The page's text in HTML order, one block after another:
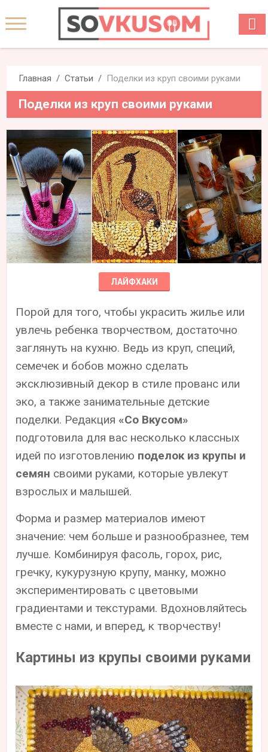
Главная Статьи Поделки из круп своими руками
Поделки из круп своими руками
ЛАЙФХАКИ
Порой для того, чтобы украсить жилье или
увлечь ребенка творчеством, достаточно
заглянуть на кухню. Ведь из круп, специй,
семечек и бобов можно сделать
эксклюзивный декор в стиле прованс или
эко, а также занимательные детские
поделки. Редакция «Со Вкусом»
подготовила для вас несколько классных
идей по изготовлению поделок из крупы и
семян своими руками, которые увлекут
взрослых и малышей.
Форма и размер материалов имеют
значение: чем больше и разнообразнее, тем
лучше. Комбинируя фасоль, горох, рис,
гречку, кукурузную крупу, манку, можно
экспериментировать с цветовыми
градиентами и текстурами. Вдохновляйтесь
вместе с нами, и вперед, к творчеству!
Картины из крупы своими руками